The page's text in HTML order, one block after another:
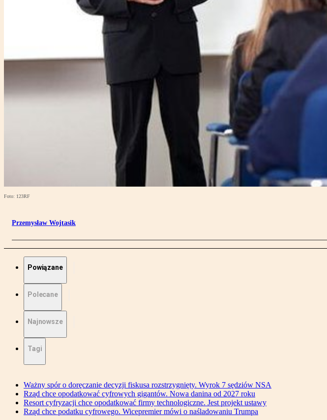
Foto: 123RF
Przemysław Wojtasik
Powiązane
Polecane
Najnowsze
Tagi
Ważny spór o doręczanie decyzji fiskusa rozstrzygnięty. Wyrok 7 sędziów NSA
Rząd chce opodatkować cyfrowych gigantów. Nowa danina od 2027 roku
Resort cyfryzacji chce opodatkować firmy technologiczne. Jest projekt ustawy
Rząd chce podatku cyfrowego. Wicepremier mówi o naśladowaniu Trumpa